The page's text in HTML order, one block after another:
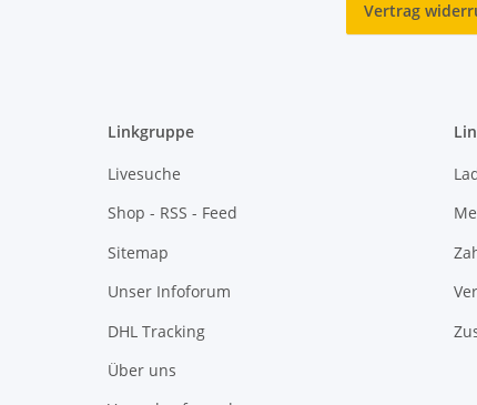
Vertrag
Linkgruppe
Livesuche
Shop - RSS - Feed
Sitemap
Unser Infoforum
DHL Tracking
Über uns